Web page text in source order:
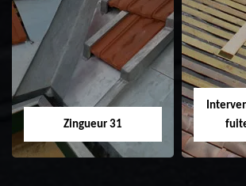
Etanchéité toiture
31
Zingueur 31